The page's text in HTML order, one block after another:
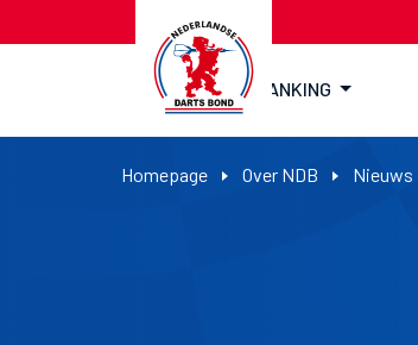
RANKING
Homepage Over NDB Nieuws